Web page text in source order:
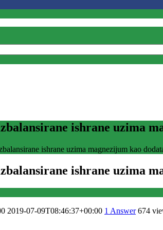
ishrane uzima
ishrane uzima magnezijum kao
ishrane uzima
2019-07-09T08:46:37+00:00 1 Answer 674